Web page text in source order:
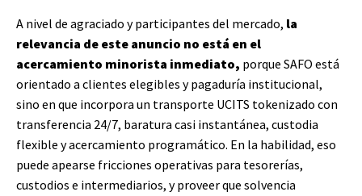
A nivel de agraciado y participantes del mercado, la
relevancia de este anuncio no está en el
acercamiento minorista inmediato, porque SAFO está
orientado a clientes elegibles y pagaduría institucional,
sino en que incorpora un transporte UCITS tokenizado con
transferencia 24/7, baratura casi instantánea, custodia
flexible y acercamiento programático. En la habilidad, eso
puede apearse fricciones operativas para tesorerías,
custodios e intermediarios, y proveer que solvencia